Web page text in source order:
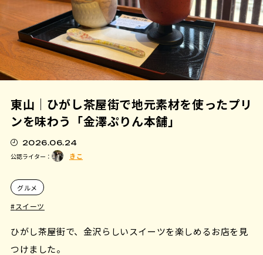
東山｜ひがし茶屋街で地元素材を使ったプリ
ンを味わう「金澤ぷりん本舗」
2026.06.24
公認ライター：
きこ
グルメ
スイーツ
ひがし茶屋街で、金沢らしいスイーツを楽しめるお店を見
つけました。